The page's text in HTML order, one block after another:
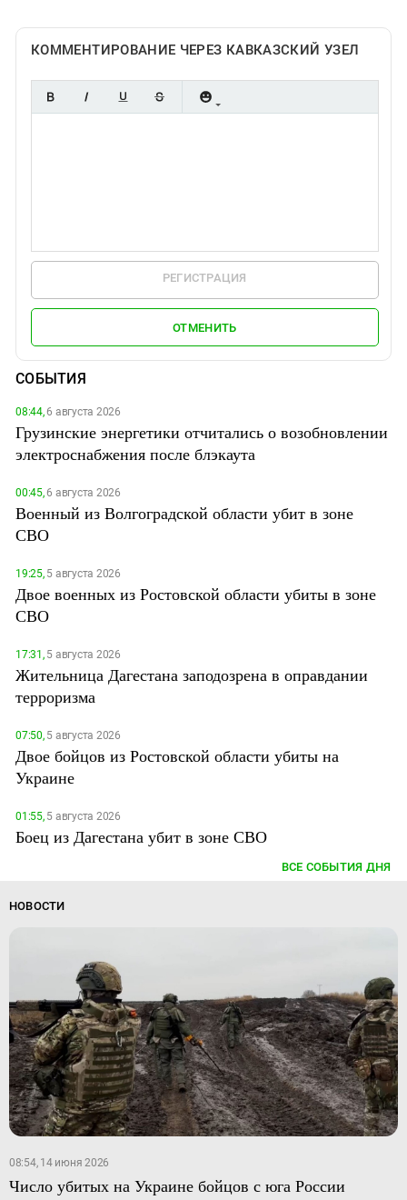
КОММЕНТИРОВАНИЕ ЧЕРЕЗ КАВКАЗСКИЙ УЗЕЛ
РЕГИСТРАЦИЯ
ОТМЕНИТЬ
СОБЫТИЯ
08:44,6 августа 2026
Грузинские энергетики отчитались о возобновлении
электроснабжения после блэкаута
00:45,6 августа 2026
Военный из Волгоградской области убит в зоне
СВО
19:25,5 августа 2026
Двое военных из Ростовской области убиты в зоне
СВО
17:31,5 августа 2026
Жительница Дагестана заподозрена в оправдании
терроризма
07:50,5 августа 2026
Двое бойцов из Ростовской области убиты на
Украине
01:55,5 августа 2026
Боец из Дагестана убит в зоне СВО
ВСЕ СОБЫТИЯ ДНЯ
НОВОСТИ
08:54, 14 июня 2026
Число убитых на Украине бойцов с юга России